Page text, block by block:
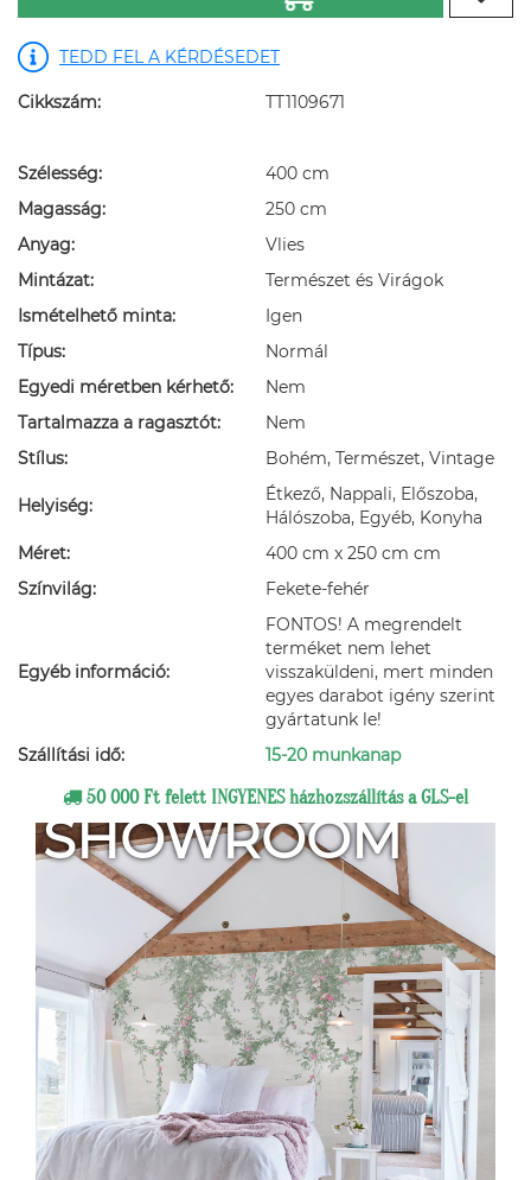
TEDD FEL A KÉRDÉSEDET
Cikkszám: TT1109671
Szélesség:
400 cm
Magasság:
250 cm
Anyag:
Vlies
Mintázat:
Természet és Virágok
Ismételhető minta:
Igen
Típus:
Normál
Egyedi méretben kérhető:
Nem
Tartalmazza a ragasztót:
Nem
Stílus:
Bohém, Természet, Vintage
Helyiség:
Étkező, Nappali, Előszoba,
Hálószoba, Egyéb, Konyha
Méret:
400 cm x 250 cm cm
Színvilág:
Fekete-fehér
Egyéb információ:
FONTOS! A megrendelt
terméket nem lehet
visszaküldeni, mert minden
egyes darabot igény szerint
gyártatunk le!
Szállítási idő:
15-20 munkanap
50 000 Ft felett INGYENES házhozszállítás a GLS-el
SHOWROOM